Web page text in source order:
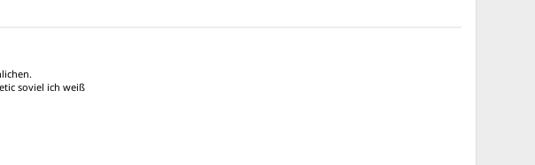
soviel ich weiß